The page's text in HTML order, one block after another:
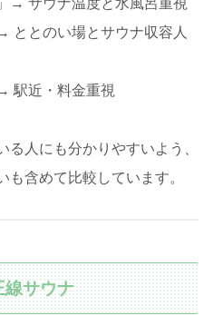
→ サウナ温度と水風呂重視
ととのい場とサウナ収容人
駅近・料金重視
人にも分かりやすいよう、
含めて比較しています。
線サウナ